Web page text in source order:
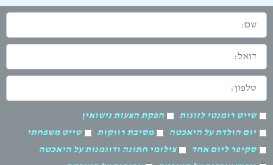
שם:
דואל:
טלפון:
סמנו
את
ההפלגה
שייט רומנטי לזוגות
הפקת הצעות נישואין
יום הולדת על היאכטה
מסיבת רווקות
שייט משפחתי
סקיפר ליום אחד
צילומי חתונה ודוגמנות על היאכטה